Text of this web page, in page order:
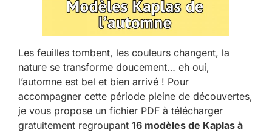
Les feuilles tombent, les couleurs changent, la
nature se transforme doucement… eh oui,
l’automne est bel et bien arrivé ! Pour
accompagner cette période pleine de découvertes,
je vous propose un fichier PDF à télécharger
gratuitement regroupant 16 modèles de Kaplas à